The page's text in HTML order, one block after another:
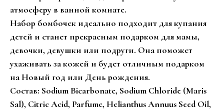
атмосферу в ванной комнате.
Набор бомбочек идеально подходит для купания
детей и станет прекрасным подарком для мамы,
девочки, девушки или подруги. Она поможет
ухаживать за кожей и будет отличным подарком
на Новый год или День рождения.
Состав: Sodium Bicarbonate, Sodium Chloride (Maris
Sal), Citric Acid, Parfume, Helianthus Annuus Seed Oil,